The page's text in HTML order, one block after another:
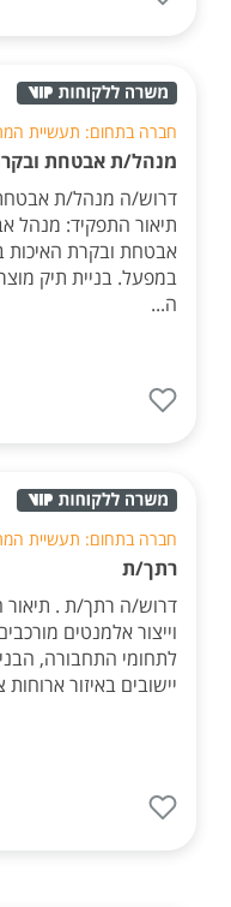
חברה בתחום: תעשיית
מנהל/ת אבטחת
דרוש/ה מנהל/ת
תיאור התפקיד: מנהל
אבטחת ובקרת האיכות
במפעל. בניית תיק
ה...
חברה בתחום: תעשיית
רתך/ת
דרוש/ה רתך/ת . תיאור
וייצור אלמנטים
לתחומי התחבורה,
יישובים באיזור